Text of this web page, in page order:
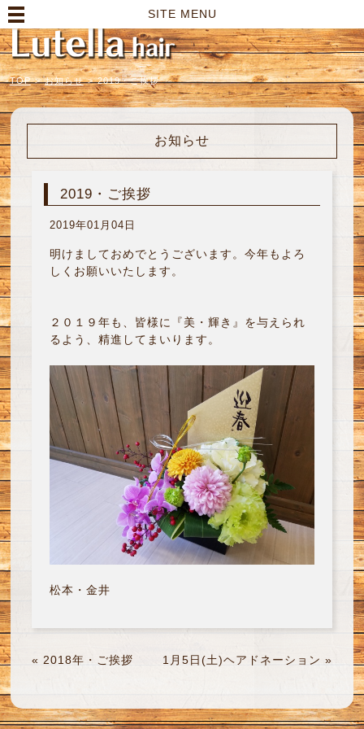
SITE MENU
TOP > お知らせ > 2019・ご挨拶
お知らせ
2019・ご挨拶
2019年01月04日
明けましておめでとうございます。今年もよろ
しくお願いいたします。
２０１９年も、皆様に『美・輝き』を与えられ
るよう、精進してまいります。
松本・金井
« 2018年・ご挨拶 1月5日(土)ヘアドネーション »